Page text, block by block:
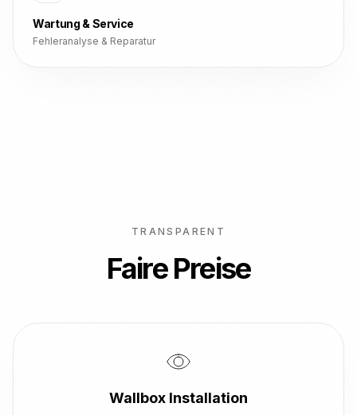
Wartung & Service
Fehleranalyse & Reparatur
TRANSPARENT
Faire Preise
Wallbox Installation